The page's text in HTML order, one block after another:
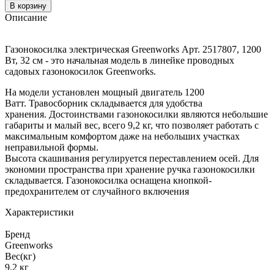
В корзину
Описание
Газонокосилка электрическая Greenworks Арт. 2517807, 1200
Вт, 32 см - это начальная модель в линейке проводных
садовых газонокосилок Greenworks.
На модели установлен мощный двигатель 1200
Ватт. Травосборник складывается для удобства
хранения. Достоинствами газонокосилки являются небольшие
габариты и малый вес, всего 9,2 кг, что позволяет работать с
максимальным комфортом даже на небольших участках
неправильной формы.
Высота скашивания регулируется переставлением осей. Для
экономии пространства при хранение ручка газонокосилки
складывается. Газонокосилка оснащена кнопкой-
предохранителем от случайного включения
Характеристики
Бренд
Greenworks
Вес(кг)
9.2 кг